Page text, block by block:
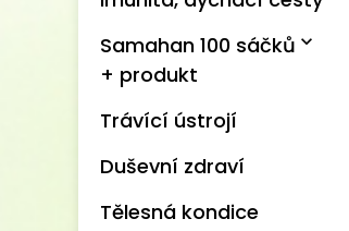
Samahan 100 sáčků
+ produkt
expand_more
Trávící ústrojí
Duševní zdraví
Tělesná kondice